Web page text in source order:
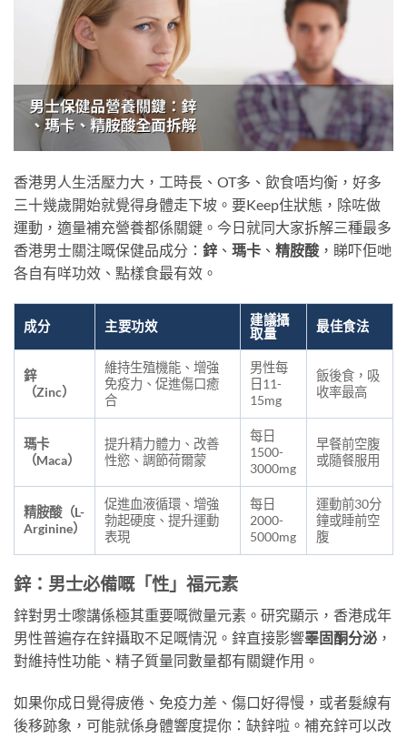
香港男人生活壓力大，工時長、OT多、飲食唔均衡，好多
三十幾歲開始就覺得身體走下坡。要Keep住狀態，除咗做
運動，適量補充營養都係關鍵。今日就同大家拆解三種最多
香港男士關注嘅保健品成分： 鋅 、 瑪卡 、 精胺酸 ，睇吓佢哋
各自有咩功效、點樣食最有效。
成分 主要功效
建議攝
取量
最佳食法
鋅
（Zinc）
維持生殖機能、增強
免疫力、促進傷口癒
合
男性每
日11-
15mg
飯後食，吸
收率最高
瑪卡
（Maca）
提升精力體力、改善
性慾、調節荷爾蒙
每日
1500-
3000mg
早餐前空腹
或隨餐服用
精胺酸（L-
Arginine）
促進血液循環、增強
勃起硬度、提升運動
表現
每日
2000-
5000mg
運動前30分
鐘或睡前空
腹
鋅：男士必備嘅「性」福元素
鋅對男士嚟講係極其重要嘅微量元素。研究顯示，香港成年
男性普遍存在鋅攝取不足嘅情況。鋅直接影響睪固酮分泌 ，
對維持性功能、精子質量同數量都有關鍵作用。
如果你成日覺得疲倦、免疫力差、傷口好得慢，或者髮線有
後移跡象，可能就係身體響度提你：缺鋅啦。補充鋅可以改